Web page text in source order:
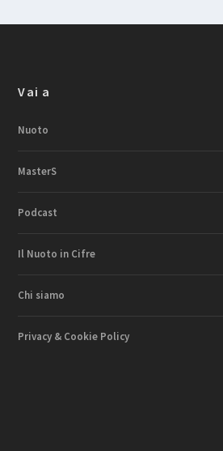
Vai a
Nuoto
MasterS
Podcast
Il Nuoto in Cifre
Chi siamo
Privacy & Cookie Policy